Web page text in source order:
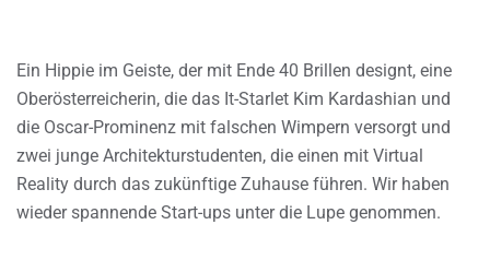
Ein Hippie im Geiste, der mit Ende 40 Brillen designt, eine
Oberösterreicherin, die das It-Starlet Kim Kardashian und
die Oscar-Prominenz mit falschen Wimpern versorgt und
zwei junge Architekturstudenten, die einen mit Virtual
Reality durch das zukünftige Zuhause führen. Wir haben
wieder spannende Start-ups unter die Lupe genommen.